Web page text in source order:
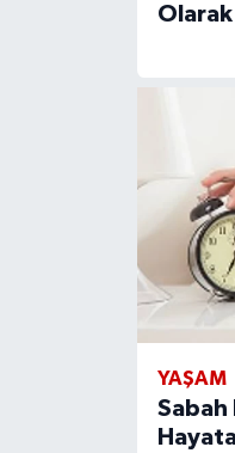
Olarak
YAŞAM
Sabah